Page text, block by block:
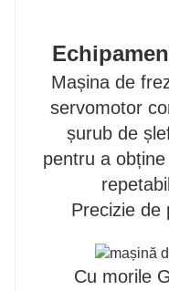
Mașina de
servomotor
șurub de
pentru a
Precizie de
Cu morile